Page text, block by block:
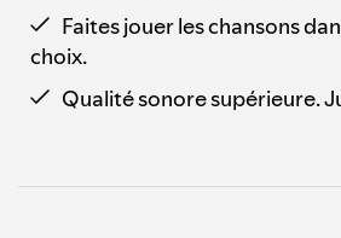
Faites jouer les chansons
choix.
Qualité sonore supérieure.